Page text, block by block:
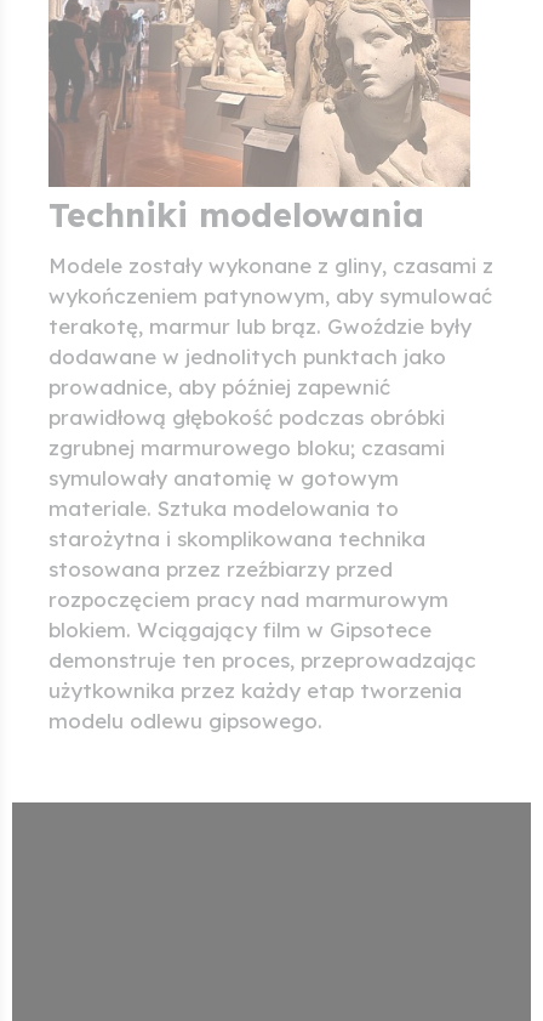
Techniki modelowania
Modele zostały wykonane z gliny, czasami z
wykończeniem patynowym, aby symulować
terakotę, marmur lub brąz. Gwoździe były
dodawane w jednolitych punktach jako
prowadnice, aby później zapewnić
prawidłową głębokość podczas obróbki
zgrubnej marmurowego bloku; czasami
symulowały anatomię w gotowym
materiale. Sztuka modelowania to
starożytna i skomplikowana technika
stosowana przez rzeźbiarzy przed
rozpoczęciem pracy nad marmurowym
blokiem. Wciągający film w Gipsotece
demonstruje ten proces, przeprowadzając
użytkownika przez każdy etap tworzenia
modelu odlewu gipsowego.